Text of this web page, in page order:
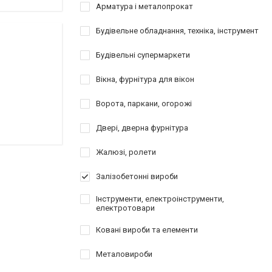
Арматура і металопрокат
Будівельне обладнання, техніка, інструмент
Будівельні супермаркети
Вікна, фурнітура для вікон
Ворота, паркани, огорожі
Двері, дверна фурнітура
Жалюзі, ролети
Залізобетонні вироби
Інструменти, електроінструменти,
електротовари
Ковані вироби та елементи
Металовироби